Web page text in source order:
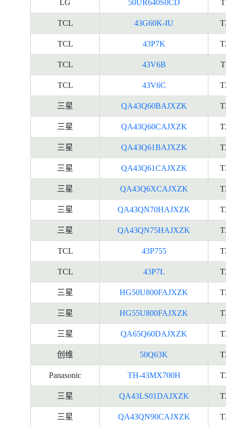
LG 50UR640S0CD
TCL 43G60K-IU
TCL 43P7K
TCL 43V6B
TCL 43V6C
三星 QA43Q60BAJXZK
三星 QA43Q60CAJXZK
三星 QA43Q61BAJXZK
三星 QA43Q61CAJXZK
三星 QA43Q6XCAJXZK
三星 QA43QN70HAJXZK
三星 QA43QN75HAJXZK
TCL 43P755
TCL 43P7L
三星 HG50U800FAJXZK
三星 HG55U800FAJXZK
三星 QA65Q60DAJXZK
创维 50Q63K
Panasonic TH-43MX700H
三星 QA43LS01DAJXZK
三星 QA43QN90CAJXZK